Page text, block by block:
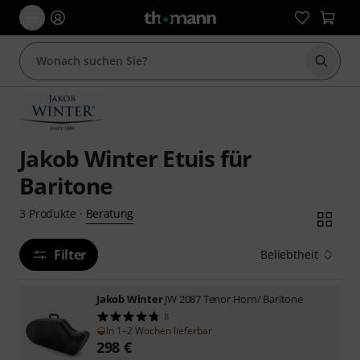
Suche
Jakob Winter Etuis für
Baritone
3 Produkte · Beratung
Filter Beliebtheit
Jakob WinterJW 2087 Tenor Horn/ Baritone
8
In 1–2 Wochen lieferbar
298 €